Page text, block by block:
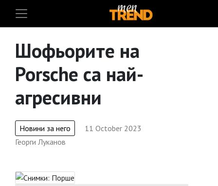
Шофьорите на
Porsche са най-
агресивни
Новини за него
11 October 2023
Георги Луканов